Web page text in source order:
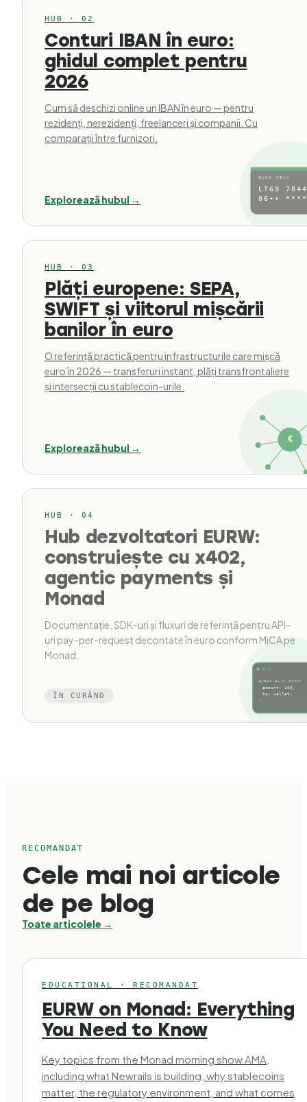
HUB · 02
Conturi IBAN în euro:
ghidul complet pentru
2026
Cum să deschizi online un IBAN în euro — pentru
rezidenți, nerezidenți, freelanceri și companii. Cu
comparații între furnizori.
Explorează hubul →
EURO IBAN
LT69 7044
06•• ****
HUB · 03
Plăți europene: SEPA,
SWIFT și viitorul mișcării
banilor în euro
O referință practică pentru infrastructurile care mișcă
euro în 2026 — transferuri instant, plăți transfrontaliere
și intersecții cu stablecoin-urile.
Explorează hubul →
€
HUB · 04
Hub dezvoltatori EURW:
construiește cu x402,
agentic payments și
Monad
Documentație, SDK-uri și fluxuri de referință pentru API-
uri pay-per-request decontate în euro conform MiCA pe
Monad.
ÎN CURÂND
await eurw.mint(
amount: 100,
to: wallet,
);
RECOMANDAT
Cele mai noi articole
de pe blog
Toate articolele →
EDUCATIONAL · RECOMANDAT
EURW on Monad: Everything
You Need to Know
Key topics from the Monad morning show AMA,
including what Newrails is building, why stablecoins
matter, the regulatory environment, and what comes